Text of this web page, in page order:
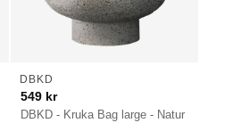
DBKD - Kruka Bag large - Natur
DBKD
549 kr